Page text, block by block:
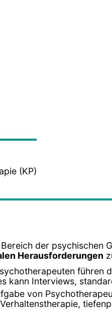
(KP)
der psychischen
Herausforderungen
führen
kann Interviews,
von